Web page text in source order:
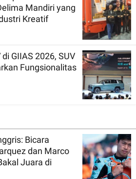
Mandiri yang
Kreatif
GIIAS 2026, SUV
Fungsionalitas
Bicara
dan Marco
Juara di